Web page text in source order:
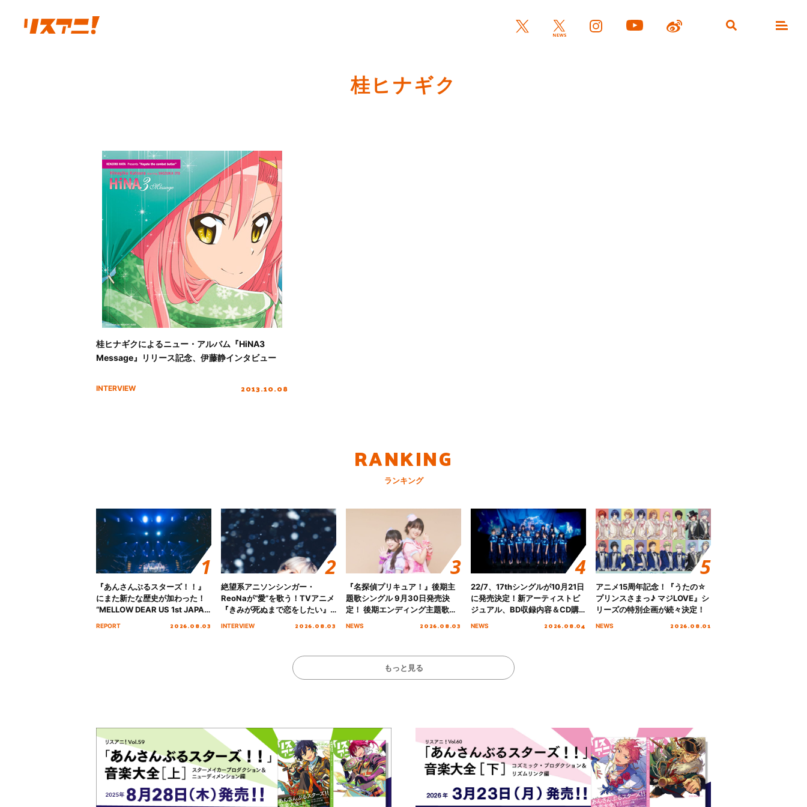
桂ヒナギク
桂ヒナギクによるニュー・アルバム『HiNA3
Message』リリース記念、伊藤静インタビュー
INTERVIEW 2013.10.08
RANKING
ランキング
『あんさんぶるスターズ！！』
にまた新たな歴史が加わった！
“MELLOW DEAR US 1st JAPAN
REPORT 2026.08.03
絶望系アニソンシンガー・
ReoNaが“愛”を歌う！TVアニメ
『きみが死ぬまで恋をしたい』
INTERVIEW 2026.08.03
『名探偵プリキュア！』後期主
題歌シングル 9月30日発売決
定！ 後期エンディング主題歌
NEWS 2026.08.03
22/7、17thシングルが10月21日
に発売決定！新アーティストビ
ジュアル、BD収録内容＆CD購
NEWS 2026.08.04
アニメ15周年記念！『うたの☆
プリンスさまっ♪ マジLOVE』シ
リーズの特別企画が続々決定！
NEWS 2026.08.01
もっと見る